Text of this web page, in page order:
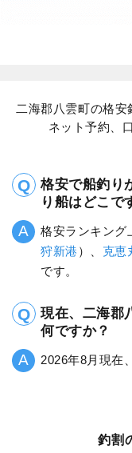
二海郡八雲町の格
ネット予約、
格安で船釣り
り船はどこで
格安ランキング
狩新港 ）、 克恵
です。
現在、二海郡
何ですか？
2026年8月現在
釣割